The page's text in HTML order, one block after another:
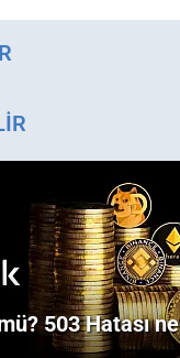
503 Hatası ne